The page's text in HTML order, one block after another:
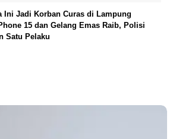
Ini Jadi Korban Curas di Lampung
15 dan Gelang Emas Raib, Polisi
Satu Pelaku